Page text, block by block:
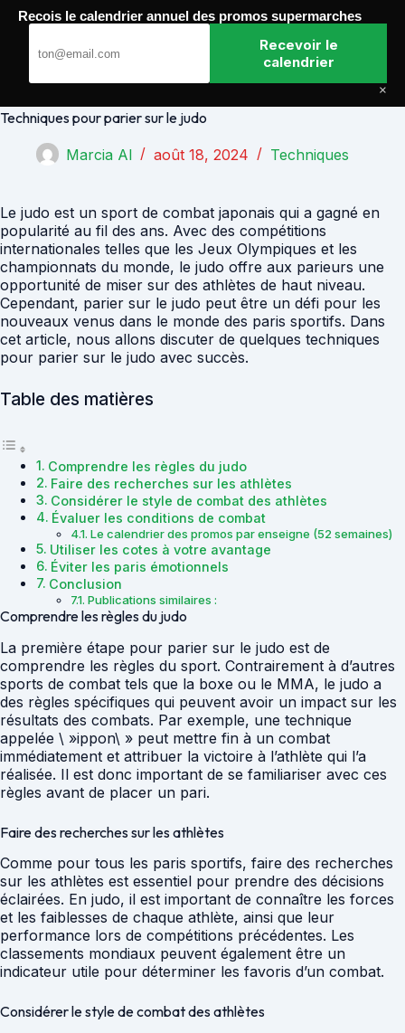
Passer
Techniques pour parier sur le judo
Marcia Al août 18, 2024 Techniques
Le judo est un sport de combat japonais qui a gagné en
popularité au fil des ans. Avec des compétitions
internationales telles que les Jeux Olympiques et les
championnats du monde, le judo offre aux parieurs une
opportunité de miser sur des athlètes de haut niveau.
Cependant, parier sur le judo peut être un défi pour les
nouveaux venus dans le monde des paris sportifs. Dans
cet article, nous allons discuter de quelques techniques
pour parier sur le judo avec succès.
Table des matières
Comprendre les règles du judo
Faire des recherches sur les athlètes
Considérer le style de combat des athlètes
Évaluer les conditions de combat
Le calendrier des promos par enseigne (52 semaines)
Utiliser les cotes à votre avantage
Éviter les paris émotionnels
Conclusion
Publications similaires :
Comprendre les règles du judo
La première étape pour parier sur le judo est de
comprendre les règles du sport. Contrairement à d’autres
sports de combat tels que la boxe ou le MMA, le judo a
des règles spécifiques qui peuvent avoir un impact sur les
résultats des combats. Par exemple, une technique
appelée \ »ippon\ » peut mettre fin à un combat
immédiatement et attribuer la victoire à l’athlète qui l’a
réalisée. Il est donc important de se familiariser avec ces
règles avant de placer un pari.
Faire des recherches sur les athlètes
Comme pour tous les paris sportifs, faire des recherches
sur les athlètes est essentiel pour prendre des décisions
éclairées. En judo, il est important de connaître les forces
et les faiblesses de chaque athlète, ainsi que leur
performance lors de compétitions précédentes. Les
classements mondiaux peuvent également être un
indicateur utile pour déterminer les favoris d’un combat.
Considérer le style de combat des athlètes
Recois le calendrier annuel des promos supermarches
Recevoir le
calendrier
×